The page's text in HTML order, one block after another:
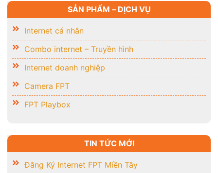
SẢN PHẨM – DỊCH VỤ
Internet cá nhân
Combo internet – Truyền hình
Internet doanh nghiệp
Camera FPT
FPT Playbox
TIN TỨC MỚI
Đăng Ký Internet FPT Miền Tây